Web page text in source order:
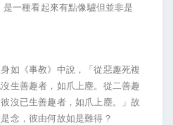
是一種看起來有點像驢但並非是
如《事教》中說，「從惡趣死複
生善趣者，如爪上塵。從二善趣
沒已生善趣者，如爪上塵。」故
念，彼由何故如是難得？